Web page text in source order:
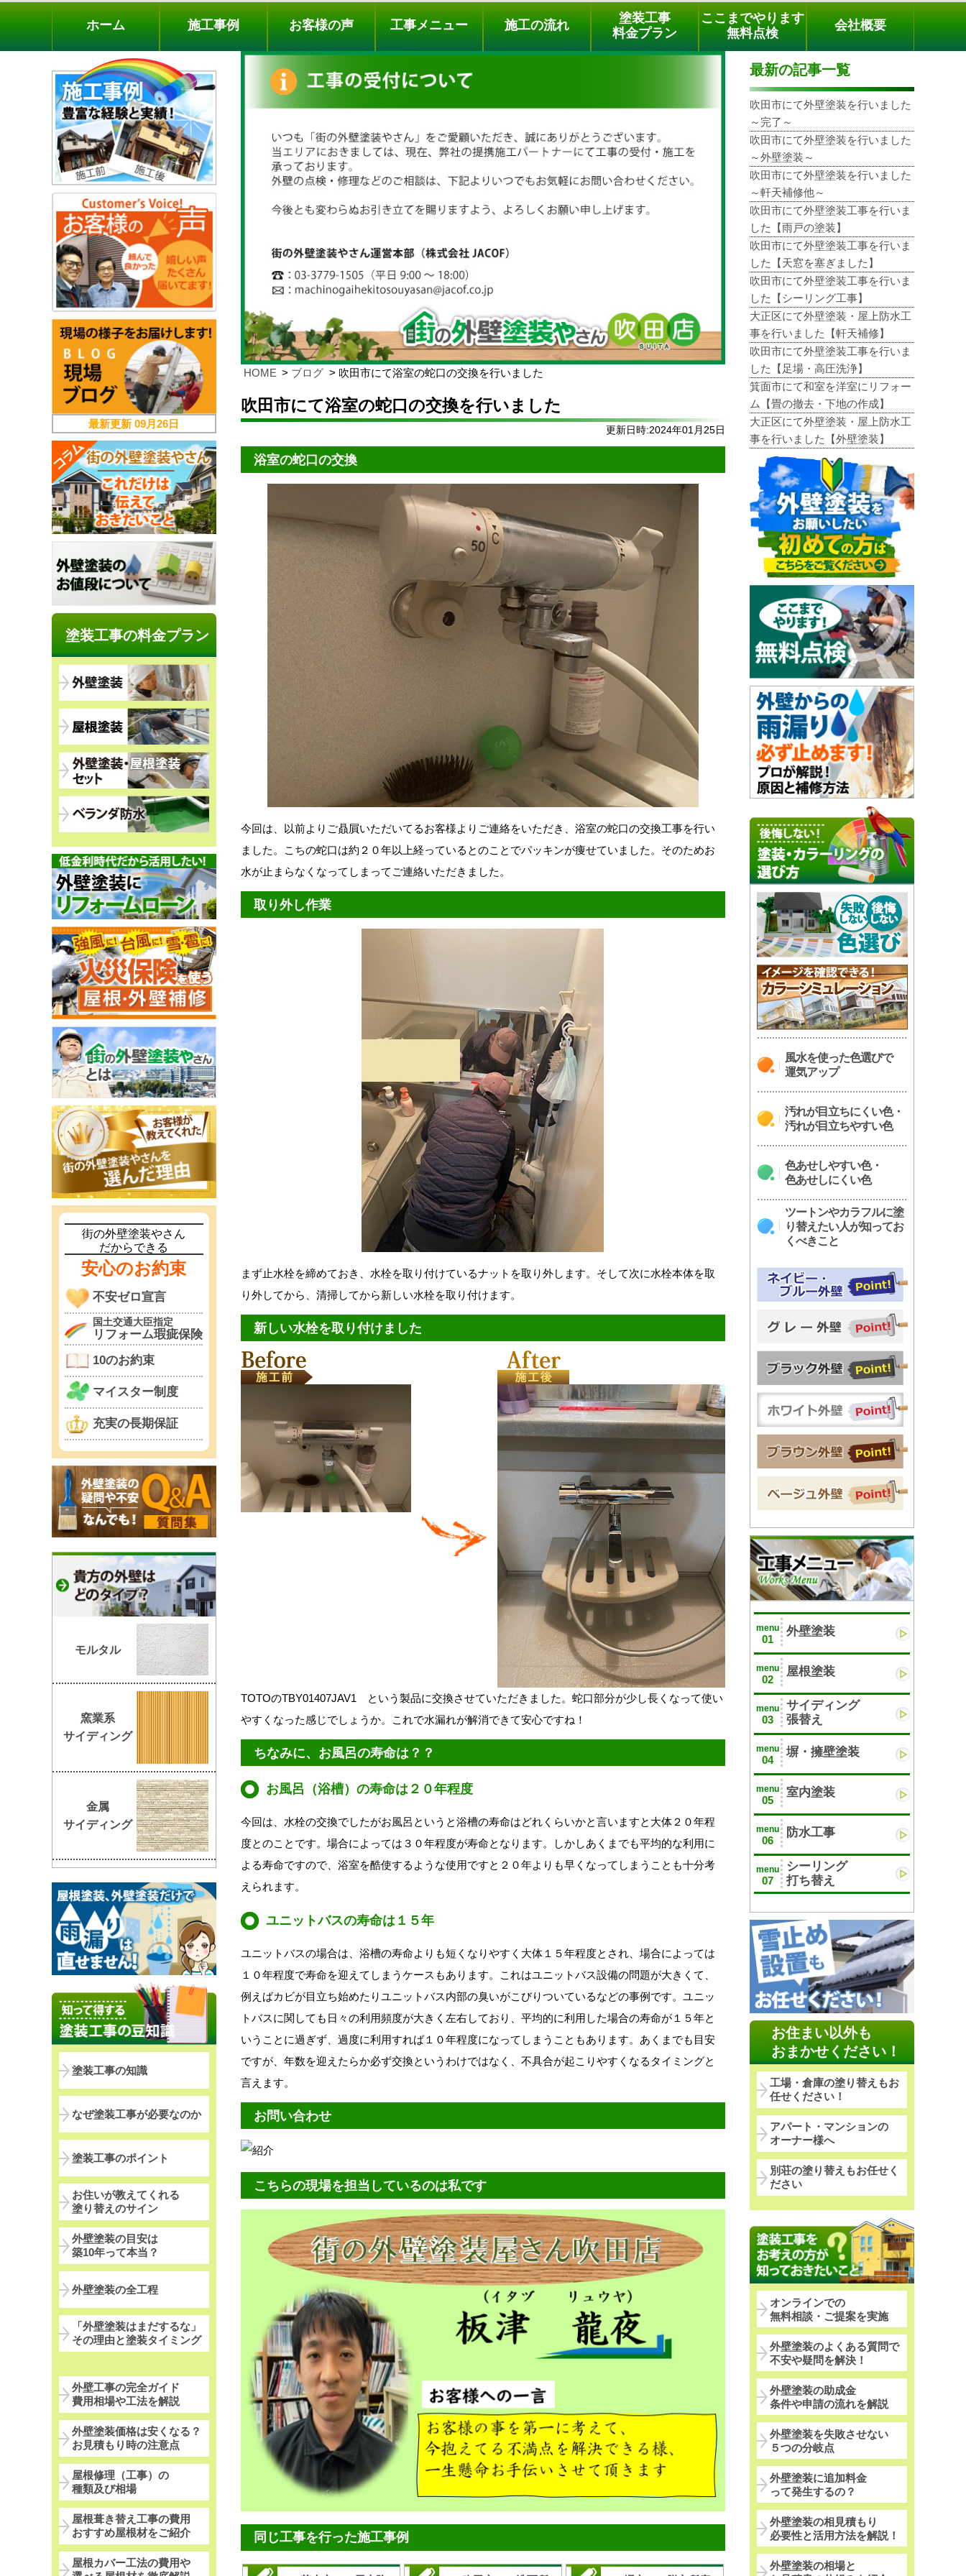
料金プラン 無料点検
電話でのご相談
[9時～18時まで受付中]
phone
ホーム 施工事例 お客様の声 工事メニュー 施工の流れ
塗装工事
料金プラン
ここまでやります
無料点検
会社概要
HOME ブログ 吹田市にて浴室の蛇口の交換を行いました
吹田市にて浴室の蛇口の交換を行いました
更新日時:2024年01月25日
浴室の蛇口の交換
今回は、以前よりご贔屓いただいてるお客様よりご連絡をいただき、浴室の蛇口の交換工事を行い
ました。こちの蛇口は約２０年以上経っているとのことでパッキンが痩せていました。そのためお
水が止まらなくなってしまってご連絡いただきました。
取り外し作業
まず止水栓を締めておき、水栓を取り付けているナットを取り外します。そして次に水栓本体を取
り外してから、清掃してから新しい水栓を取り付けます。
新しい水栓を取り付けました
TOTOのTBY01407JAV1 という製品に交換させていただきました。蛇口部分が少し長くなって使い
やすくなった感じでしょうか。これで水漏れが解消できて安心ですね！
ちなみに、お風呂の寿命は？？
お風呂（浴槽）の寿命は２０年程度
今回は、水栓の交換でしたがお風呂というと浴槽の寿命はどれくらいかと言いますと大体２０年程
度とのことです。場合によっては３０年程度が寿命となります。しかしあくまでも平均的な利用に
よる寿命ですので、浴室を酷使するような使用ですと２０年よりも早くなってしまうことも十分考
えられます。
ユニットバスの寿命は１５年
ユニットバスの場合は、浴槽の寿命よりも短くなりやすく大体１５年程度とされ、場合によっては
１０年程度で寿命を迎えてしまうケースもあります。これはユニットバス設備の問題が大きくて、
例えばカビが目立ち始めたりユニットバス内部の臭いがこびりついているなどの事例です。ユニッ
トバスに関しても日々の利用頻度が大きく左右しており、平均的に利用した場合の寿命が１５年と
いうことに過ぎず、過度に利用すれば１０年程度になってしまうこともあります。あくまでも目安
ですが、年数を迎えたらか必ず交換というわけではなく、不具合が起こりやすくなるタイミングと
言えます。
お問い合わせ
こちらの現場を担当しているのは私です
同じ工事を行った施工事例
最新の記事一覧
吹田市にて外壁塗装を行いました
～完了～
吹田市にて外壁塗装を行いました
～外壁塗装～
吹田市にて外壁塗装を行いました
～軒天補修他～
吹田市にて外壁塗装工事を行いま
した【雨戸の塗装】
吹田市にて外壁塗装工事を行いま
した【天窓を塞ぎました】
吹田市にて外壁塗装工事を行いま
した【シーリング工事】
大正区にて外壁塗装・屋上防水工
事を行いました【軒天補修】
吹田市にて外壁塗装工事を行いま
した【足場・高圧洗浄】
箕面市にて和室を洋室にリフォー
ム【畳の撤去・下地の作成】
大正区にて外壁塗装・屋上防水工
事を行いました【外壁塗装】
風水を使った色選びで
運気アップ
汚れが目立ちにくい色・
汚れが目立ちやすい色
色あせしやすい色・
色あせしにくい色
ツートンやカラフルに塗
り替えたい人が知ってお
くべきこと
menu
01
外壁塗装
menu
02
屋根塗装
menu
03
サイディング
張替え
menu
04
塀・擁壁塗装
menu
05
室内塗装
menu
06
防水工事
menu
07
シーリング
打ち替え
お住まい以外も
おまかせください！
工場・倉庫の塗り替えもお
任せください！
アパート・マンションの
オーナー様へ
別荘の塗り替えもお任せく
ださい
オンラインでの
無料相談・ご提案を実施
外壁塗装のよくある質問で
不安や疑問を解決！
外壁塗装の助成金
条件や申請の流れを解説
外壁塗装を失敗させない
５つの分岐点
外壁塗装に追加料金
って発生するの？
外壁塗装の相見積もり
必要性と活用方法を解説！
外壁塗装の相場と
最新更新09月26日
塗装工事の料金プラン
街の外壁塗装やさん
だからできる
安心のお約束
不安ゼロ宣言
国土交通大臣指定
リフォーム瑕疵保険
10のお約束
マイスター制度
充実の長期保証
モルタル
窯業系
サイディング
金属
サイディング
塗装工事の知識
なぜ塗装工事が必要なのか
塗装工事のポイント
お住いが教えてくれる
塗り替えのサイン
外壁塗装の目安は
築10年って本当？
外壁塗装の全工程
「外壁塗装はまだするな」
その理由と塗装タイミング
外壁工事の完全ガイド
費用相場や工法を解説
外壁塗装価格は安くなる？
お見積もり時の注意点
屋根修理（工事）の
種類及び相場
屋根葺き替え工事の費用
おすすめ屋根材をご紹介
屋根カバー工法の費用や